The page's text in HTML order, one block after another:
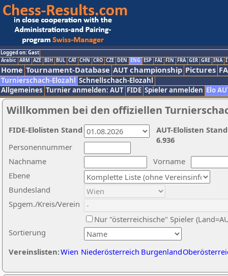
Logged on: Gast
Arabic ARM AZE BIH BUL CAT CHN CRO CZE DEN ENG ESP FAI FIN FRA GER GRE INA
Home Tournament-Database AUT championship Pictures
Turnierschach-Elozahl Schnellschach-Elozahl
Allgemeines Turnier anmelden: AUT FIDE Spieler anmelden Elo
Willkommen bei den offiziellen
Nachname
Vorname
Ebene
Sortierung
Personennummer
Bundesland
Spgem./Kreis/Verein
Nur "österreichische" Spieler
Vereinslisten:Wien Niederösterreich Burgenland
AUT-Elolisten
6.936
FIDE-Elolisten Stand